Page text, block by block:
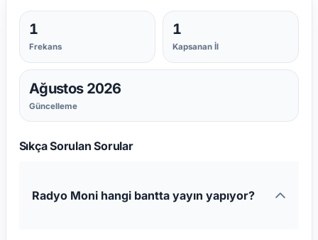
1
Frekans
1
Kapsanan İl
Ağustos 2026
Güncelleme
Sıkça Sorulan Sorular
Radyo Moni hangi bantta yayın yapıyor?